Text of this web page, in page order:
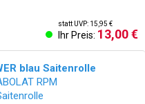
statt UVP: 15,95 €
Ihr Preis: 13,00 €
blau Saitenrolle